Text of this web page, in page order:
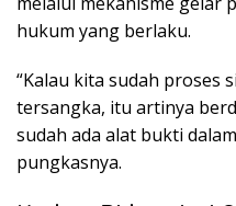
hukum yang berlaku.
“Kalau kita sudah proses
tersangka, itu artinya
sudah ada alat bukti
pungkasnya.